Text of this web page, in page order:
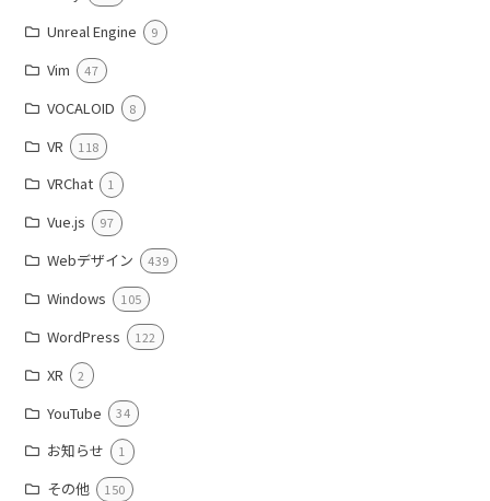
Unreal Engine 9
Vim 47
VOCALOID 8
VR 118
VRChat 1
Vue.js 97
Webデザイン 439
Windows 105
WordPress 122
XR 2
YouTube 34
お知らせ 1
その他 150